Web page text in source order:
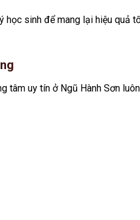
học sinh để mang lại hiệu quả
tâm uy tín ở Ngũ Hành Sơn